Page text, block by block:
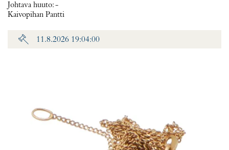
Johtava huuto:-
Kaivopihan Pantti
11.8.2026 19:04:00